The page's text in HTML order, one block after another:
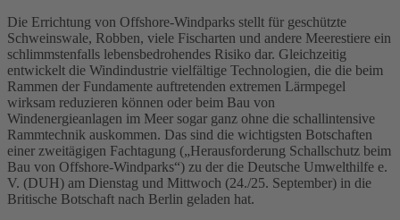
Die Errichtung von Offshore-Windparks stellt für geschützte
Schweinswale, Robben, viele Fischarten und andere Meerestiere ein
schlimmstenfalls lebensbedrohendes Risiko dar. Gleichzeitig
entwickelt die Windindustrie vielfältige Technologien, die die beim
Rammen der Fundamente auftretenden extremen Lärmpegel
wirksam reduzieren können oder beim Bau von
Windenergieanlagen im Meer sogar ganz ohne die schallintensive
Rammtechnik auskommen. Das sind die wichtigsten Botschaften
einer zweitägigen Fachtagung („Herausforderung Schallschutz beim
Bau von Offshore-Windparks“) zu der die Deutsche Umwelthilfe e.
V. (DUH) am Dienstag und Mittwoch (24./25. September) in die
Britische Botschaft nach Berlin geladen hat.